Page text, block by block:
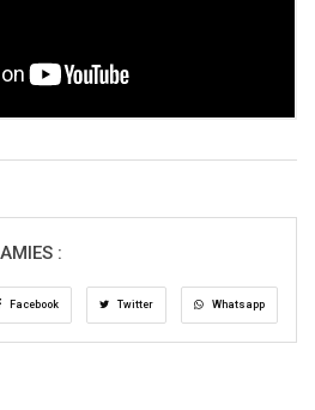
:
Facebook Twitter Whatsapp